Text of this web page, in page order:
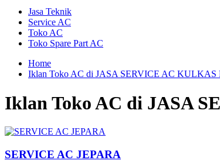
Jasa Teknik
Service AC
Toko AC
Toko Spare Part AC
Home
Iklan Toko AC di JASA SERVICE AC KULKAS
Iklan Toko AC di JASA
SERVICE AC JEPARA